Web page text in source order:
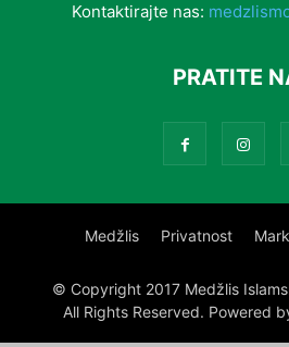
Kontaktirajte nas:
PRATITE
Medžlis Privatnost
© Copyright 2017 Medžlis
All Rights Reserved. Powered